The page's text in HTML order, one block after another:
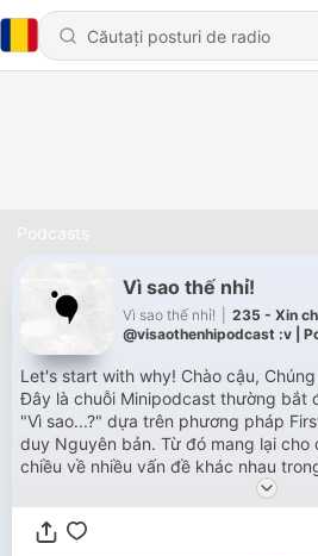
Podcasts
Vì sao thế nhỉ!
Vì sao thế nhỉ!
235 - Xin
@visaothenhipodcast :v |
Let's start with why! Chào cậu, Chúng mình là "Vì sao thế nhỉ!".
Đây là chuỗi Minipodcast thường bắt
"Vì sao...?" dựa trên phương pháp
duy Nguyên bản. Từ đó mang lại cho
chiều về nhiều vấn đề khác nhau
cậu rất nhiều! Thân mến, Vì sao thế